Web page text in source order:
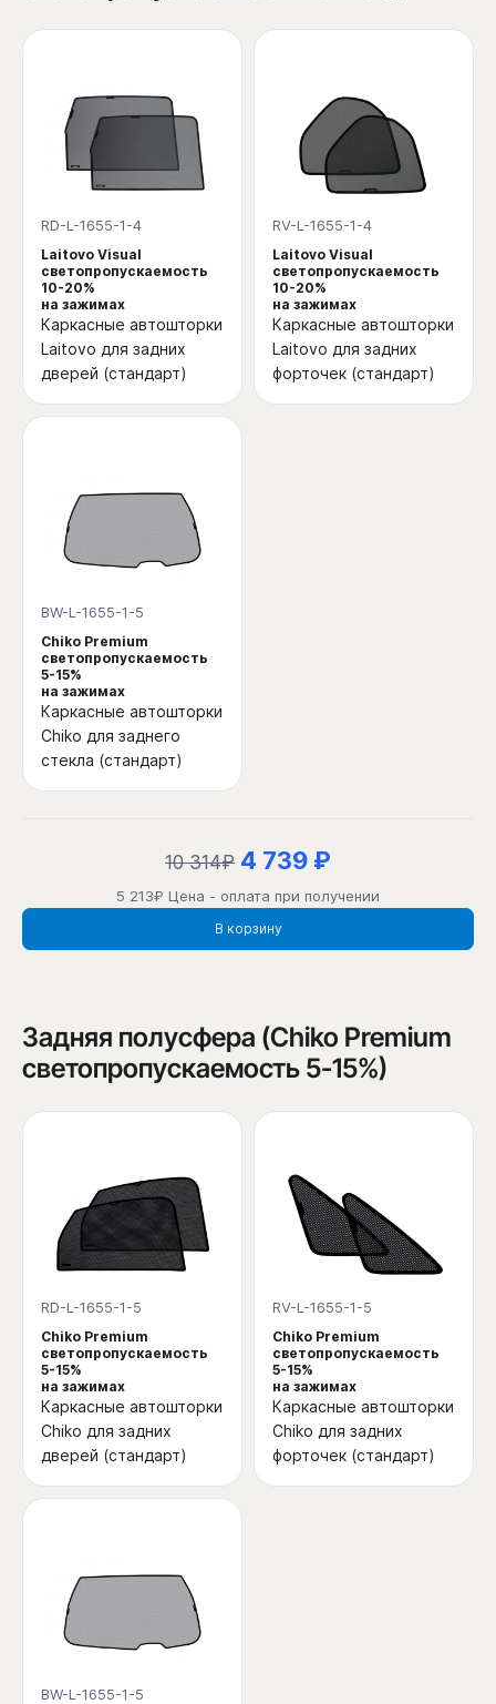
RD-L-1655-1-4
Laitovo Visual
светопропускаемость
10-20%
на зажимах
Каркасные автошторки
Laitovo для задних
дверей (стандарт)
RV-L-1655-1-4
Laitovo Visual
светопропускаемость
10-20%
на зажимах
Каркасные автошторки
Laitovo для задних
форточек (стандарт)
BW-L-1655-1-5
Chiko Premium
светопропускаемость
5-15%
на зажимах
Каркасные автошторки
Chiko для заднего
стекла (стандарт)
10 314₽ 4 739 ₽
5 213₽ Цена - оплата при получении
В корзину
Задняя полусфера (Chiko Premium
светопропускаемость 5-15%)
RD-L-1655-1-5
Chiko Premium
светопропускаемость
5-15%
на зажимах
Каркасные автошторки
Chiko для задних
дверей (стандарт)
RV-L-1655-1-5
Chiko Premium
светопропускаемость
5-15%
на зажимах
Каркасные автошторки
Chiko для задних
форточек (стандарт)
BW-L-1655-1-5